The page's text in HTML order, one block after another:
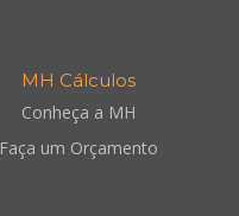
MH Cálculos
Conheça a MH
Faça um Orçamento